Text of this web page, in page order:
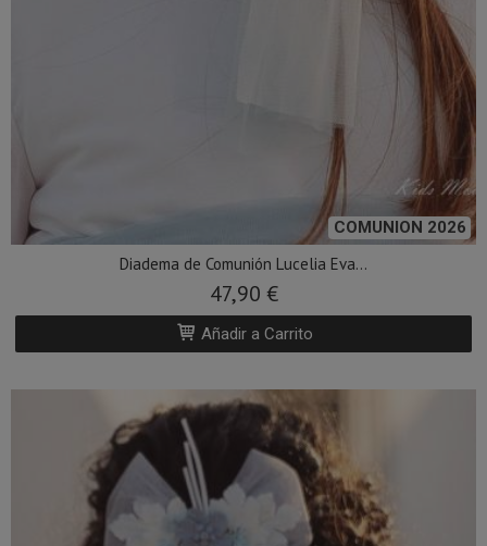
COMUNION 2026
Diadema de Comunión Lucelia Eva...
47,90 €
Añadir a Carrito